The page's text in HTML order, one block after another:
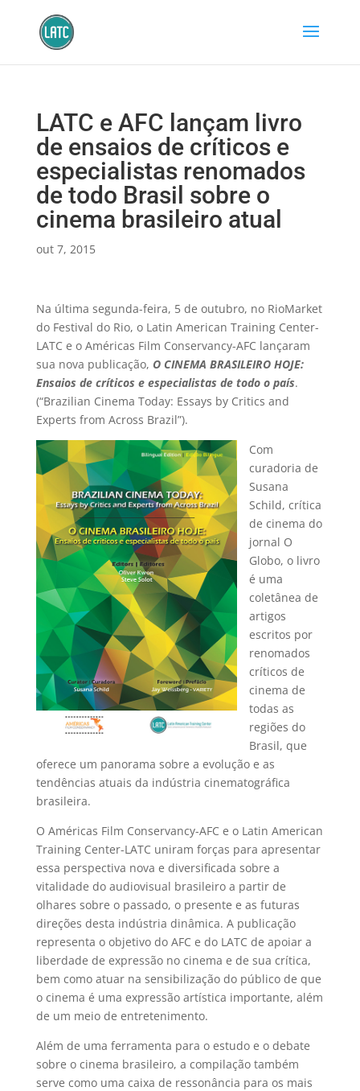
LATC e AFC lançam livro
de ensaios de críticos e
especialistas renomados
de todo Brasil sobre o
cinema brasileiro atual
out 7, 2015
Na última segunda-feira, 5 de outubro, no RioMarket
do Festival do Rio, o Latin American Training Center-
LATC e o Américas Film Conservancy-AFC lançaram
sua nova publicação, O CINEMA BRASILEIRO HOJE:
Ensaios de críticos e especialistas de todo o país.
(“Brazilian Cinema Today: Essays by Critics and
Experts from Across Brazil”).
Com
curadoria de
Susana
Schild, crítica
de cinema do
jornal O
Globo, o livro
é uma
coletânea de
artigos
escritos por
renomados
críticos de
cinema de
todas as
regiões do
Brasil, que
oferece um panorama sobre a evolução e as
tendências atuais da indústria cinematográfica
brasileira.
O Américas Film Conservancy-AFC e o Latin American
Training Center-LATC uniram forças para apresentar
essa perspectiva nova e diversificada sobre a
vitalidade do audiovisual brasileiro a partir de
olhares sobre o passado, o presente e as futuras
direções desta indústria dinâmica. A publicação
representa o objetivo do AFC e do LATC de apoiar a
liberdade de expressão no cinema e de sua crítica,
bem como atuar na sensibilização do público de que
o cinema é uma expressão artística importante, além
de um meio de entretenimento.
Além de uma ferramenta para o estudo e o debate
sobre o cinema brasileiro, a compilação também
serve como uma caixa de ressonância para os mais